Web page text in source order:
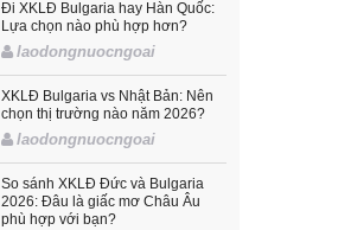
Đi XKLĐ Bulgaria hay Hàn Quốc:
Lựa chọn nào phù hợp hơn?
laodongnuocngoai
XKLĐ Bulgaria vs Nhật Bản: Nên
chọn thị trường nào năm 2026?
laodongnuocngoai
So sánh XKLĐ Đức và Bulgaria
2026: Đâu là giấc mơ Châu Âu
phù hợp với bạn?